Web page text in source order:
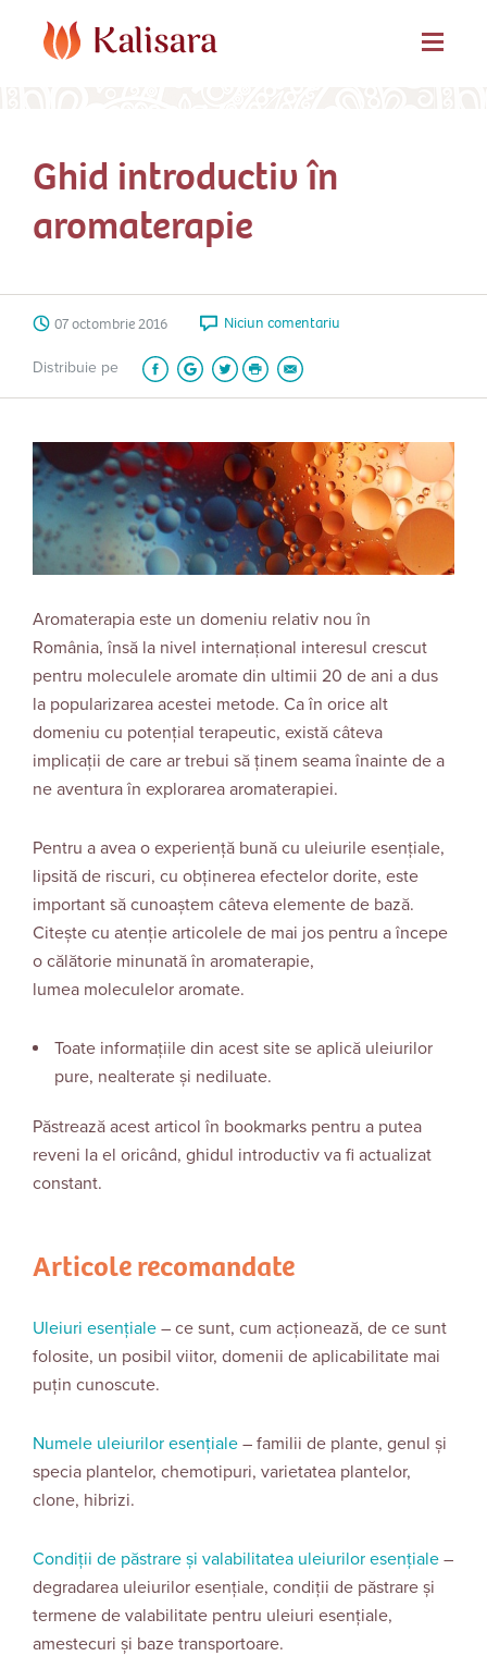
Ghid introductiv în
aromaterapie
07 octombrie 2016 Niciun comentariu
Distribuie pe
Aromaterapia este un domeniu relativ nou în
România, însă la nivel internațional interesul crescut
pentru moleculele aromate din ultimii 20 de ani a dus
la popularizarea acestei metode. Ca în orice alt
domeniu cu potențial terapeutic, există câteva
implicații de care ar trebui să ținem seama înainte de a
ne aventura în explorarea aromaterapiei.
Pentru a avea o experiență bună cu uleiurile esențiale,
lipsită de riscuri, cu obținerea efectelor dorite, este
important să cunoaștem câteva elemente de bază.
Citește cu atenție articolele de mai jos pentru a începe
o călătorie minunată în aromaterapie,
lumea moleculelor aromate.
Toate informațiile din acest site se aplică uleiurilor
pure, nealterate și nediluate.
Păstrează acest articol în bookmarks pentru a putea
reveni la el oricând, ghidul introductiv va fi actualizat
constant.
Articole recomandate
Uleiuri esențiale – ce sunt, cum acționează, de ce sunt
folosite, un posibil viitor, domenii de aplicabilitate mai
puțin cunoscute.
Numele uleiurilor esențiale – familii de plante, genul și
specia plantelor, chemotipuri, varietatea plantelor,
clone, hibrizi.
Condiții de păstrare și valabilitatea uleiurilor esențiale –
degradarea uleiurilor esențiale, condiții de păstrare și
termene de valabilitate pentru uleiuri esențiale,
amestecuri și baze transportoare.